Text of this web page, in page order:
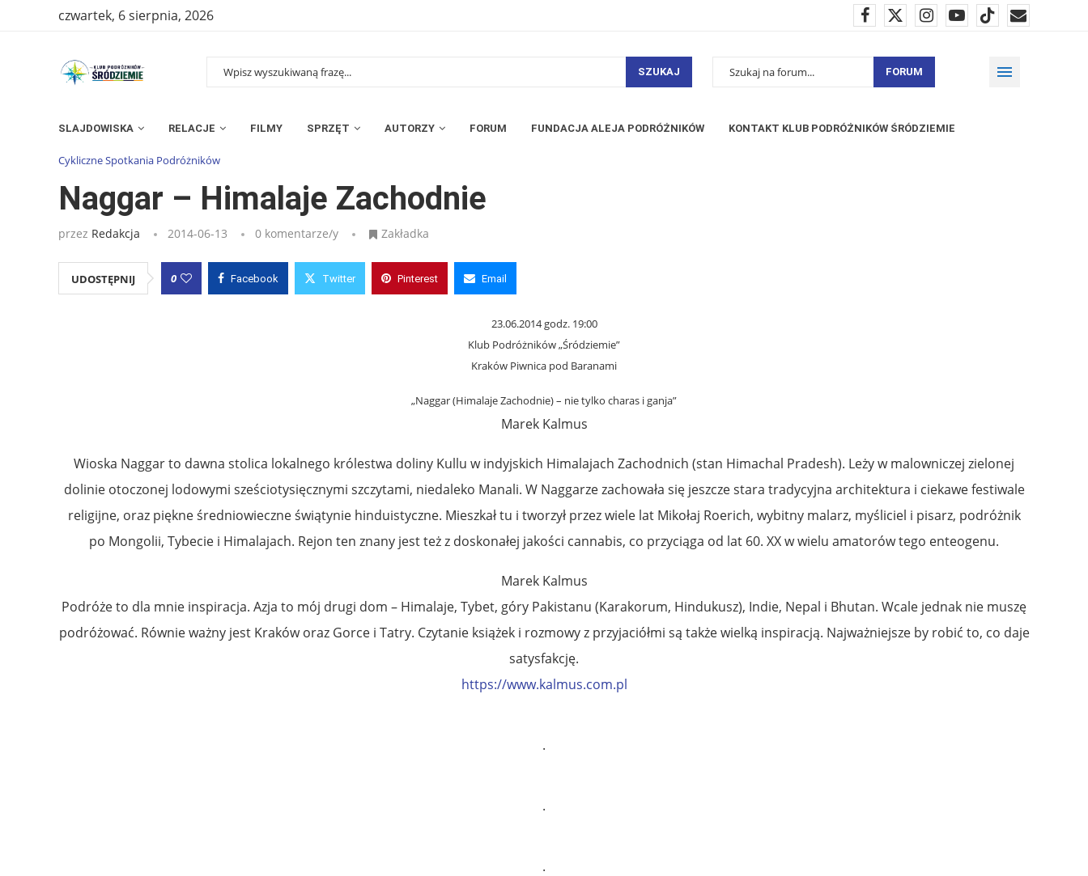
czwartek, 6 sierpnia, 2026
SZUKAJ FORUM
SLAJDOWISKA RELACJE FILMY SPRZĘT AUTORZY FORUM FUNDACJA ALEJA PODRÓŻNIKÓW KONTAKT KLUB PODRÓŻNIKÓW ŚRÓDZIEMIE
Strona główna» Wpisy »Naggar – Himalaje Zachodnie
Cykliczne Spotkania Podróżników
Naggar – Himalaje Zachodnie
przez Redakcja 2014-06-13 0 komentarze/y Zakładka
UDOSTĘPNIJ 0 Facebook Twitter Pinterest Email
23.06.2014 godz. 19:00
Klub Podróżników „Śródziemie”
Kraków Piwnica pod Baranami
„Naggar (Himalaje Zachodnie) – nie tylko charas i ganja”
Marek Kalmus
Wioska Naggar to dawna stolica lokalnego królestwa doliny Kullu w indyjskich Himalajach Zachodnich (stan Himachal Pradesh). Leży w malowniczej zielonej
dolinie otoczonej lodowymi sześciotysięcznymi szczytami, niedaleko Manali. W Naggarze zachowała się jeszcze stara tradycyjna architektura i ciekawe festiwale
religijne, oraz piękne średniowieczne świątynie hinduistyczne. Mieszkał tu i tworzył przez wiele lat Mikołaj Roerich, wybitny malarz, myśliciel i pisarz, podróżnik
po Mongolii, Tybecie i Himalajach. Rejon ten znany jest też z doskonałej jakości cannabis, co przyciąga od lat 60. XX w wielu amatorów tego enteogenu.
Marek Kalmus
Podróże to dla mnie inspiracja. Azja to mój drugi dom – Himalaje, Tybet, góry Pakistanu (Karakorum, Hindukusz), Indie, Nepal i Bhutan. Wcale jednak nie muszę
podróżować. Równie ważny jest Kraków oraz Gorce i Tatry. Czytanie książek i rozmowy z przyjaciółmi są także wielką inspiracją. Najważniejsze by robić to, co daje
satysfakcję.
https://www.kalmus.com.pl
.
.
.